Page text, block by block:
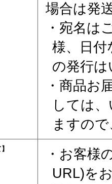
場合は発
・宛名は
様、日付
の発行
・商品お
しては
ますの
・お客様
URL)を